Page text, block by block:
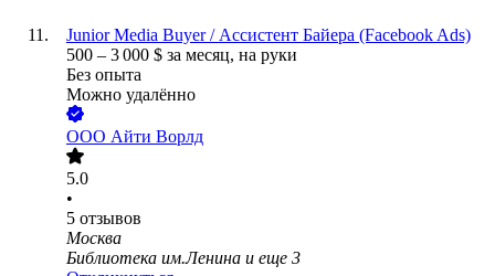
Junior Media Buyer / Ассистент Байера (Facebook Ads)
500 – 3 000 $ за месяц, на руки
Без опыта
Можно удалённо
ООО Айти Ворлд
5.0
•
5 отзывов
Москва
Библиотека им.Ленина и еще 3